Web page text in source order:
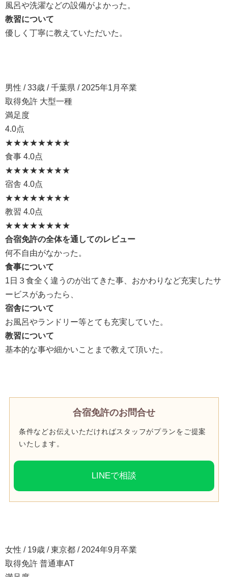
風呂や洗濯などの設備がよかった。
教習について
優しく丁寧に教えていただいた。
男性 / 33歳 / 千葉県 / 2025年1月卒業
取得免許 大型一種
満足度
4.0点
★★★★★★★★
食事 4.0点
★★★★★★★★
宿舎 4.0点
★★★★★★★★
教習 4.0点
★★★★★★★★
合宿免許の全体を通してのレビュー
何不自由がなかった。
食事について
1日３食全く違うのが出てきた事、おかわりなど充実したサ
ービスがあったら、
宿舎について
お風呂やランドリー等とても充実していた。
教習について
基本的な事や細かいことまで教えて頂いた。
合宿免許のお問合せ
条件などお伝えいただければスタッフがプランをご提案
いたします。
LINEで相談
女性 / 19歳 / 東京都 / 2024年9月卒業
取得免許 普通車AT